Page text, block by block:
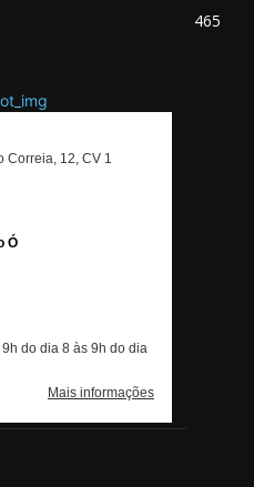
465